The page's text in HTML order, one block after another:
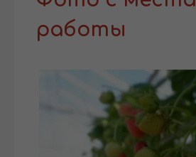
работы